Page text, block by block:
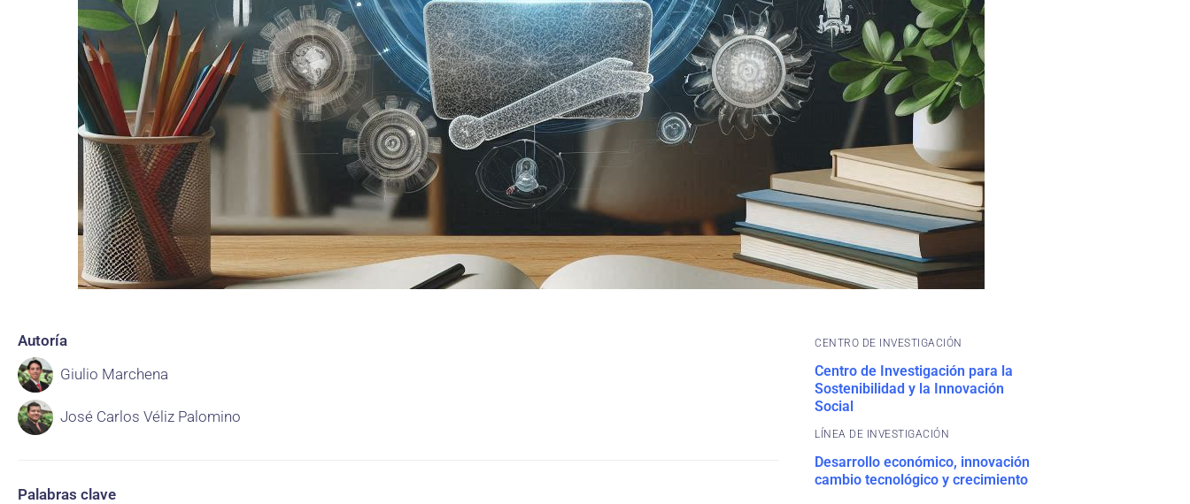
Autoría
Giulio Marchena
José Carlos Véliz Palomino
Palabras clave
CENTRO DE INVESTIGACIÓN
Centro de Investigación para la
Sostenibilidad y la Innovación
Social
Desarrollo económico, innovación
cambio tecnológico y crecimiento